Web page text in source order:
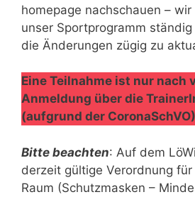
homepage nachschauen –
unser Sportprogramm
die Änderungen zügig zu
Eine Teilnahme ist nur nach
Anmeldung über die
(aufgrund der
Bitte beachten: Auf dem
derzeit gültige Verordnung
Raum (Schutzmasken –